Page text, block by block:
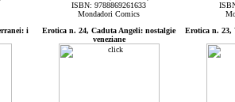
ISBN: 9788869261633
Mondadori Comics
i
Erotica n. 24, Caduta Angeli: nostalgie
veneziane
Erotica n. 23,